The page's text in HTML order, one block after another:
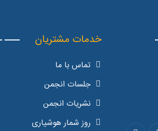
خدمات مشتریان
تماس با ما
جلسات انجمن
نشریات انجمن
روز شمار هوشیاری